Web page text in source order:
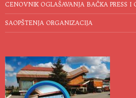
CENOVNIK OGLAŠAVANJA BAČKA PRESS I
SAOPŠTENJA ORGANIZACIJA